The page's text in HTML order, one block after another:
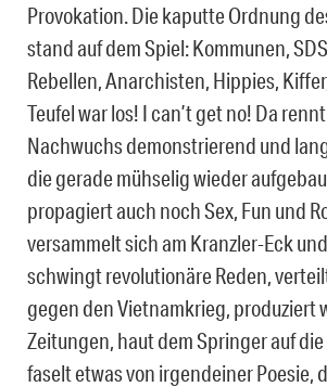
Provokation. Die kaputte Ordnung
stand auf dem Spiel: Kommunen,
Rebellen, Anarchisten, Hippies,
Teufel war los! I can’t get no! Da
Nachwuchs demonstrierend und
die gerade mühselig wieder
propagiert auch noch Sex, Fun und
versammelt sich am Kranzler-Eck
schwingt revolutionäre Reden,
gegen den Vietnamkrieg, produziert
Zeitungen, haut dem Springer auf
faselt etwas von irgendeiner Poesie,